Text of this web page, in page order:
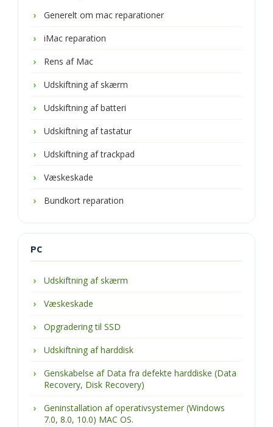
Generelt om mac reparationer
iMac reparation
Rens af Mac
Udskiftning af skærm
Udskiftning af batteri
Udskiftning af tastatur
Udskiftning af trackpad
Væskeskade
Bundkort reparation
PC
Udskiftning af skærm
Væskeskade
Opgradering til SSD
Udskiftning af harddisk
Genskabelse af Data fra defekte harddiske (Data
Recovery, Disk Recovery)
Geninstallation af operativsystemer (Windows
7.0, 8.0, 10.0) MAC OS.